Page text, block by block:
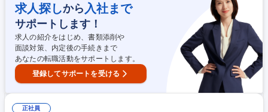
「自立（自分で出来ることを増やせるように）」をサポートします。子ど
も達一人ひとりの「好き」や「得意」を見つけ、一緒に楽しみながら成長
を支えます。【イメージ】■学校放課後時：午前 お子様の支援についての
MTGや面談/午後 学校終了後に通所されるお子様へ療育支援■学校休校時：
午前中～17時の時間内にてお子様の療育支援 募集職種 【東京/児童指導
員】自立に向けて世界を広げる放課後等デイサービス/東証上場
求人探しから 入社まで
サポートします！
求人の紹介をはじめ、書類添削や
面談対策、内定後の手続きまで
あなたの転職活動をサポートします。
登録してサポートを受ける
正社員